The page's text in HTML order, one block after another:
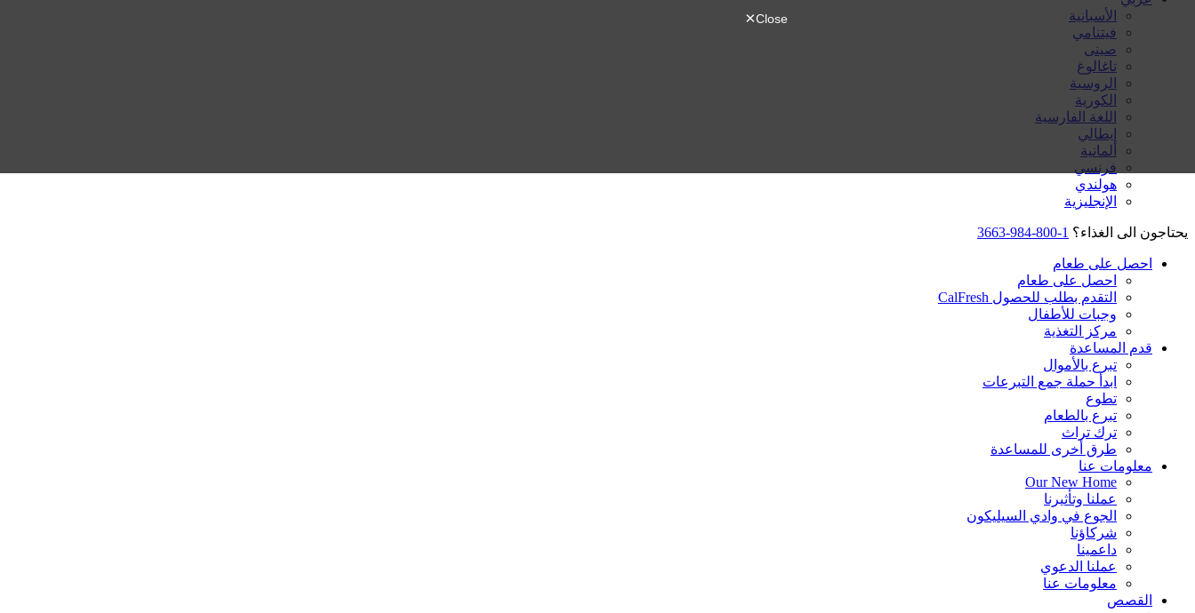
الأسبانية
فيتنامي
صينى
تاغالوغ
الروسية
الكورية
اللغة الفارسية
إيطالي
ألمانية
فرنسي
هولندي
الإنجليزية
يحتاجون الى الغذاء؟ 1-800-984-3663
احصل على طعام
احصل على طعام
التقدم بطلب للحصول CalFresh
وجبات للأطفال
مركز التغذية
قدم المساعدة
تبرع بالأموال
ابدأ حملة جمع التبرعات
تطوع
تبرع بالطعام
ترك تراث
طرق أخرى للمساعدة
معلومات عنا
Our New Home
عملنا وتأثيرنا
الجوع في وادي السيليكون
شركاؤنا
داعمينا
عملنا الدعوي
معلومات عنا
القصص